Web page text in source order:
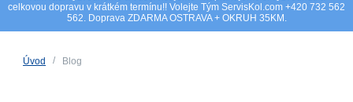
celkovou dopravu v krátkém termínu!! Volejte Tým ServisKol.com +420 732 562
562. Doprava ZDARMA OSTRAVA + OKRUH 35KM.
Úvod Blog